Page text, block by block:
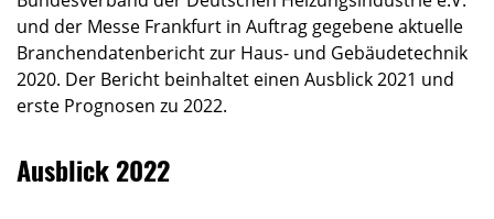
und der Messe Frankfurt in Auftrag gegebene aktuelle
Branchendatenbericht zur Haus- und Gebäudetechnik
2020. Der Bericht beinhaltet einen Ausblick 2021 und
erste Prognosen zu 2022.
Ausblick 2022